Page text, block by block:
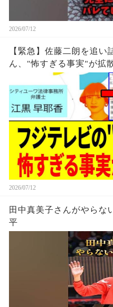
2026/07/12
【緊急】佐藤二朗を追い
ん、"怖すぎる事実"が拡
2026/07/12
田中真美子さんがやらな
平